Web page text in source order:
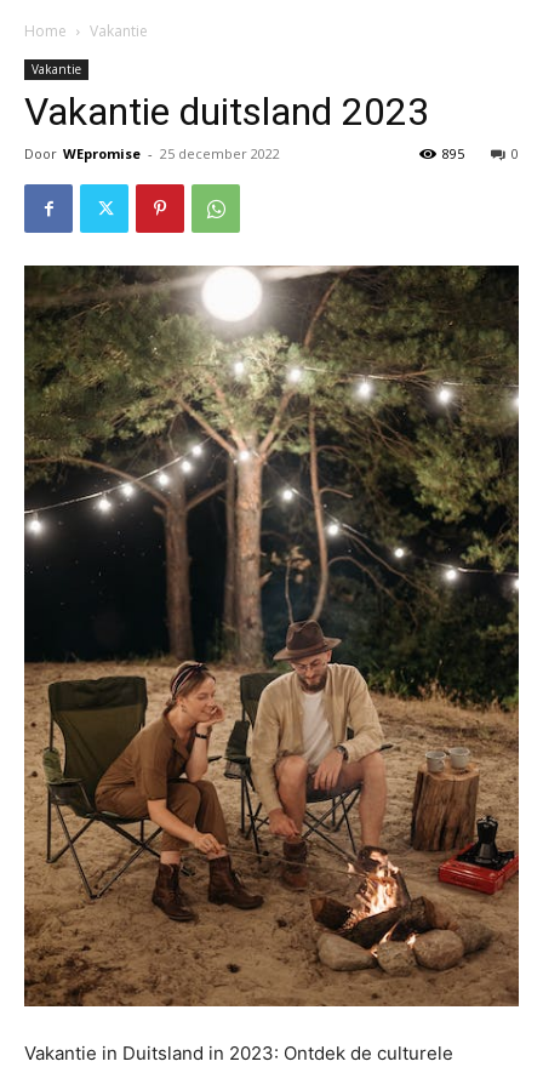
Home Vakantie
Vakantie
Vakantie duitsland 2023
Door WEpromise - 25 december 2022 0
895
Vakantie in Duitsland in 2023: Ontdek de culturele